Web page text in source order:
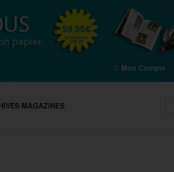
Mon Compte
MAGAZINES